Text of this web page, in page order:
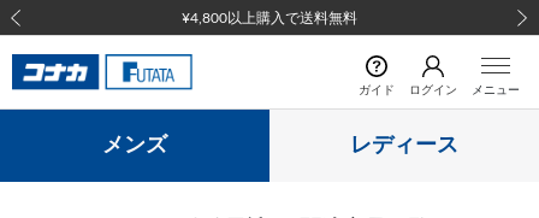
¥4,800以上購入で送料無料
前の画像
ガイド ログイン メニュー
メンズ レディース